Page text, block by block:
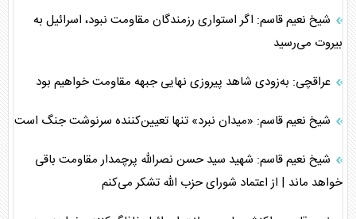
شیخ نعیم قاسم: اگر استواری رزمندگان مقاومت نبود، اسرائیل به
بیروت می‌رسید
عراقچی: به‌زودی شاهد پیروزی نهایی جبهه مقاومت خواهیم بود
شیخ نعیم قاسم: «میدان نبرد» تنها تعیین‌کننده سرنوشت جنگ است
شیخ نعیم قاسم: شهید سید حسن نصرالله پرچمدار مقاومت باقی
خواهد ماند | از اعتماد شورای حزب الله تشکر می‌کنم